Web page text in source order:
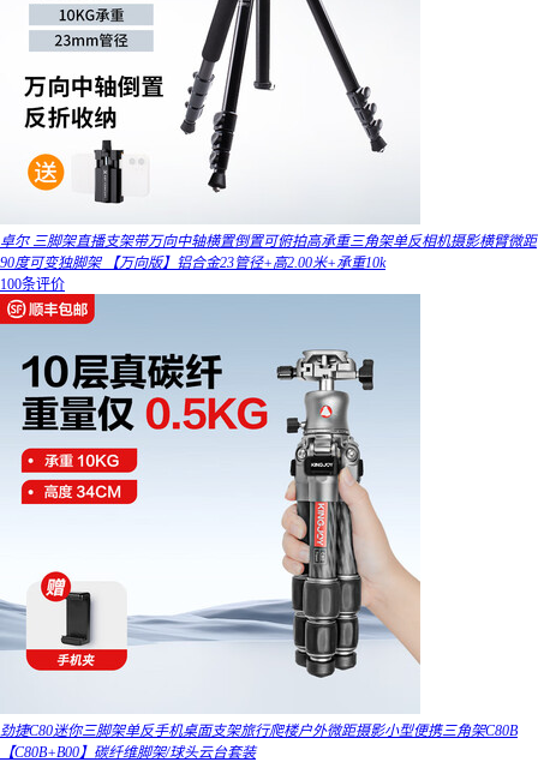
卓尔 三脚架直播支架带万向中轴横置倒置可俯拍高承重三角架单反相机摄影横臂微距
90度可变独脚架 【万向版】铝合金23管径+高2.00米+承重10k
100条评价
劲捷C80迷你三脚架单反手机桌面支架旅行爬楼户外微距摄影小型便携三角架C80B
【C80B+B00】碳纤维脚架/球头云台套装